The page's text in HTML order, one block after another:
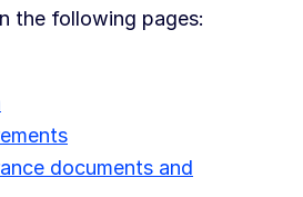
the following pages:
documents and